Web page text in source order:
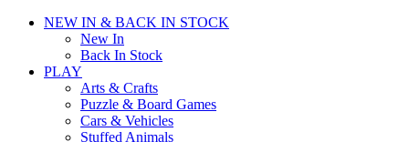
NEW IN & BACK IN STOCK
New In
Back In Stock
PLAY
Arts & Crafts
Puzzle & Board Games
Cars & Vehicles
Stuffed Animals